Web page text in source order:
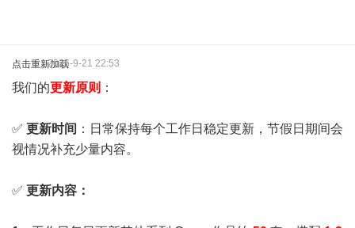
点击重新加载2025-9-21 22:53
我们的更新原则 ：
✅ 更新时间 ：日常保持每个工作日稳定更新，节假日期间会
视情况补充少量内容。
✅ 更新内容：